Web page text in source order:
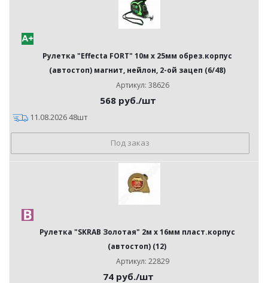
Рулетка "Effecta FORT" 10м х 25мм обрез.корпус
(автостоп) магнит, нейлон, 2-ой зацеп (6/48)
Артикул: 38626
568 руб./шт
11.08.2026 48шт
Под заказ
Рулетка "SKRAB Золотая" 2м х 16мм пласт.корпус
(автостоп) (12)
Артикул: 22829
74руб./шт